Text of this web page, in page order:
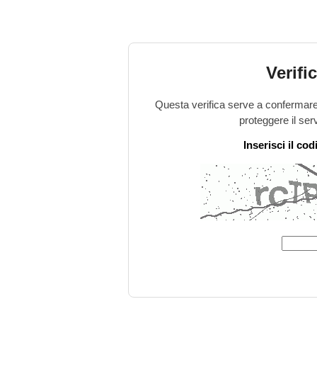
Questa verifica serve a
proteggere il
Inserisci il